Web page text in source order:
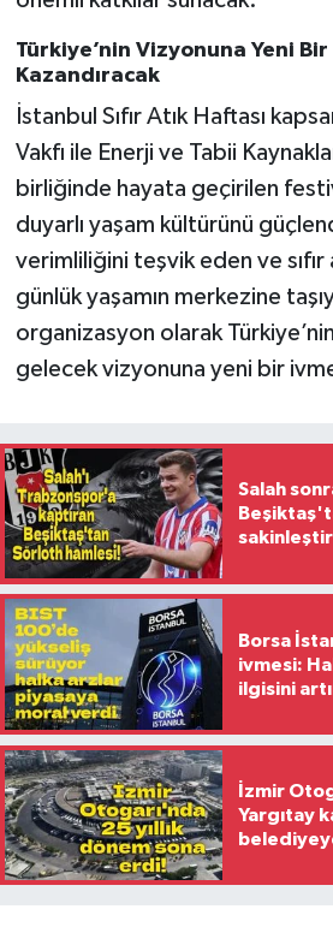
Türkiye’nin Vizyonuna Yeni Bir
Kazandıracak
İstanbul Sıfır Atık Haftası
Vakfı ile Enerji ve Tabii
birliğinde hayata geçirilen
duyarlı yaşam kültürünü
verimliliğini teşvik eden ve sıfır
günlük yaşamın merkezine
organizasyon olarak
gelecek vizyonuna yeni bir
Salah
Borsa
ivmesi:
ilgisini
İzmir
Yargıtay